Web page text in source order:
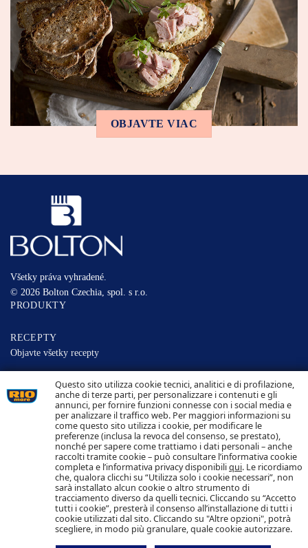
Questo sito utilizza cookie tecnici, analitici e di profilazione,
anche di terze parti, per personalizzare i contenuti e gli
annunci, per fornire funzioni connesse con i social media e
per analizzare il traffico web. Per maggiori informazioni su
come questo sito utilizza i cookie, per modificare le
preferenze (inclusa la revoca del consenso, se prestato),
nonché per sapere come trattiamo i dati personali – anche
raccolti tramite cookie – può consultare l’informativa cookie
completa e l’informativa privacy disponibiliqui. Le ricordiamo
che, qualora clicchi su “Utilizza solo i cookie necessari”, non
sarà installato alcun cookie o altro strumento di
tracciamento diverso da quelli tecnici. Cliccando su “Accetto
tutti i cookie”, presterà il consenso all’installazione di tutti i
cookie utilizzati dal sito. Cliccando su "Altre opzioni", potrà
scegliere, in modo più granulare, quale cookie autorizzare.
OBJAVTE VIAC
Všetky práva vyhradené.
© 2026 Bolton Czechia, spol. s r.o.
PRODUKTY
RECEPTY
Objavte všetky recepty
ZODPOVEDNOSŤ
DOHĽADATEĽNOSŤ
KONTAKTUJTE NÁS
NAKLADANIE S COOKIES OCHRANA OSOBNÝCH
Sledujte nás
Bolton Czechia, spol. s r.o.
Karpatské námestie 10A